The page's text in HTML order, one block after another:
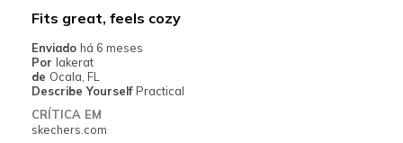
Sizing
I'm Into Shoes
Fits great, feels cozy
Enviado há 6 meses
Por lakerat
de Ocala, FL
Describe Yourself Practical
CRÍTICA EM
skechers.com